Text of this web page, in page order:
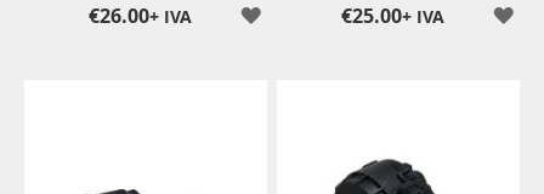
+ IVA
€26.00
+ IVA
€25.00